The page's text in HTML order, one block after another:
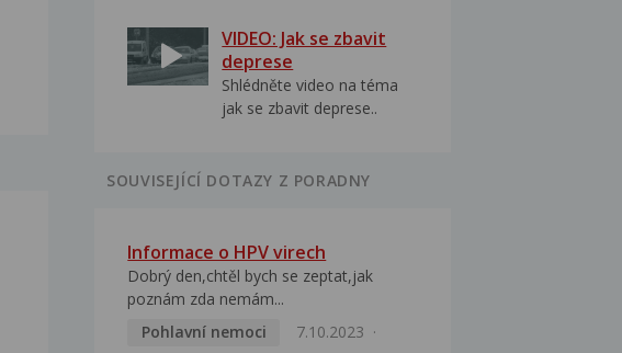
VIDEO: Jak se zbavit
deprese
Shlédněte video na téma
jak se zbavit deprese..
SOUVISEJÍCÍ DOTAZY Z PORADNY
Informace o HPV virech
Dobrý den,chtěl bych se zeptat,jak
poznám zda nemám...
Pohlavní nemoci
7.10.2023